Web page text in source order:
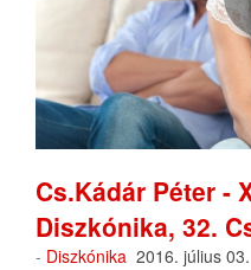
Cs.Kádár Péter -
Diszkónika, 32.
- Diszkónika 2016. július 03.